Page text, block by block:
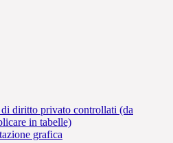
diritto privato controllati (da
in tabelle)
grafica